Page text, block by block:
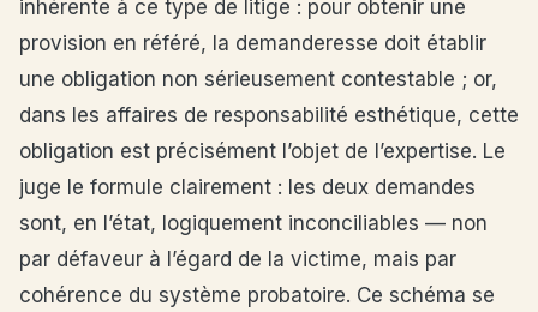
inhérente à ce type de litige : pour obtenir une
provision en référé, la demanderesse doit établir
une obligation non sérieusement contestable ; or,
dans les affaires de responsabilité esthétique, cette
obligation est précisément l’objet de l’expertise. Le
juge le formule clairement : les deux demandes
sont, en l’état, logiquement inconciliables — non
par défaveur à l’égard de la victime, mais par
cohérence du système probatoire. Ce schéma se